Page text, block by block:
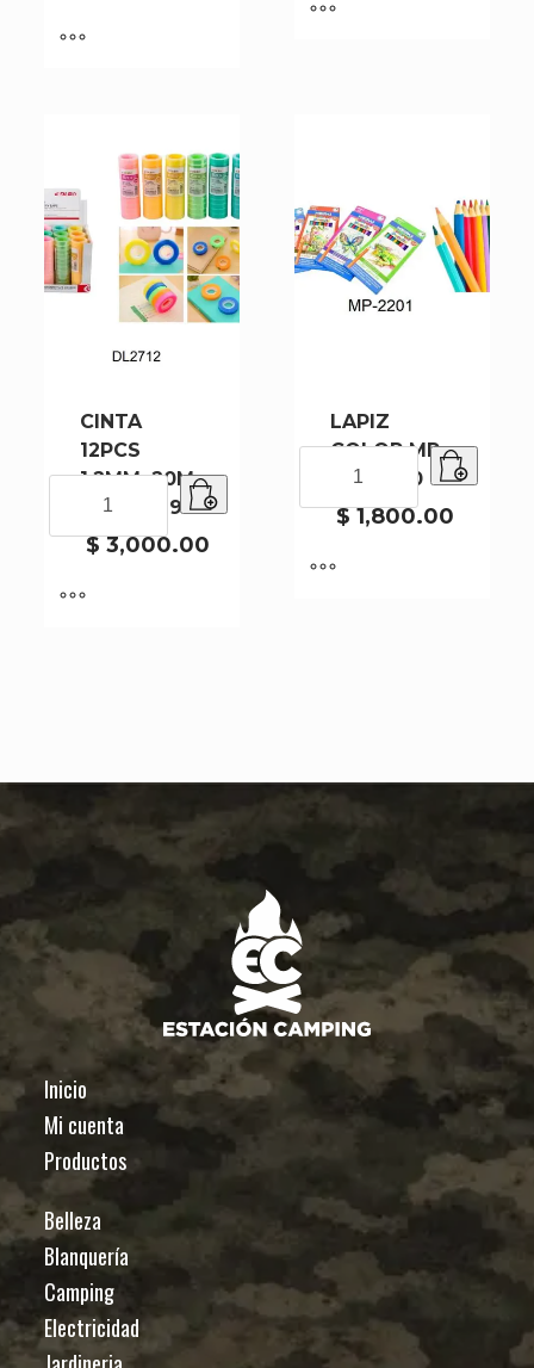
500
CINTA
12PCS
1.2MMx20M
DL2712-192
$3,000.00
1.2MMx20M
192
LAPIZ
COLOR MP-
2201-240
$1,800.00
COLOR
MP-
240
Inicio
Mi cuenta
Productos
Belleza
Blanquería
Camping
Electricidad